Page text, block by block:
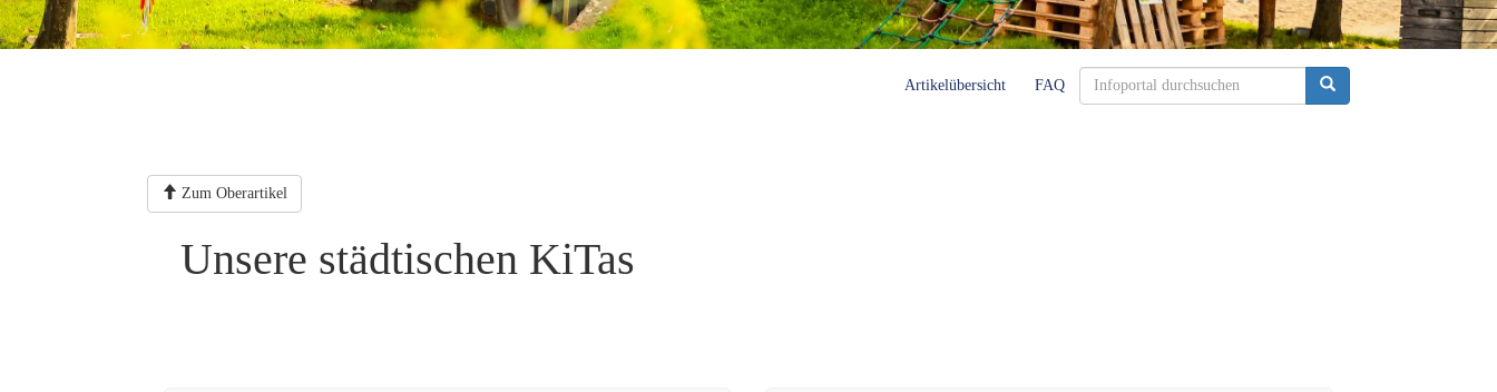
FAQ
Artikelübersicht
Zum Oberartikel
Unsere städtischen KiTas